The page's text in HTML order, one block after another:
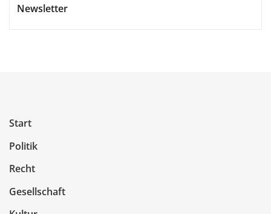
Newsletter
Start
Politik
Recht
Gesellschaft